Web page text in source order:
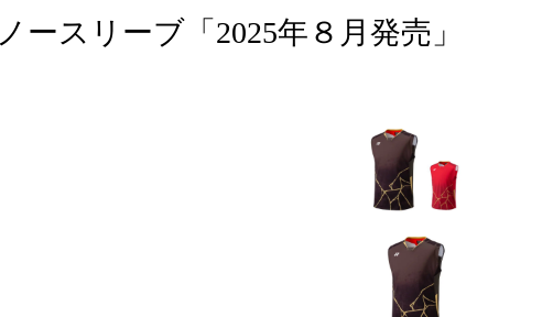
ースリーブ「2025年８月発売」